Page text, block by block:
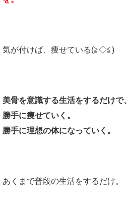
気が付けば、痩せている(≧◇≦)
美骨を意識する生活をするだけで、
勝手に痩せていく。
勝手に理想の体になっていく。
あくまで普段の生活をするだけ。